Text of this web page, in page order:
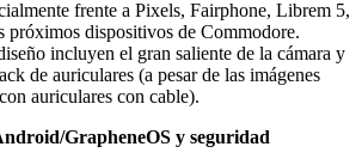
frente a Pixels, Fairphone, Librem 5,
próximos dispositivos de Commodore.
incluyen el gran saliente de la cámara y
de auriculares (a pesar de las imágenes
auriculares con cable).
GrapheneOS y seguridad